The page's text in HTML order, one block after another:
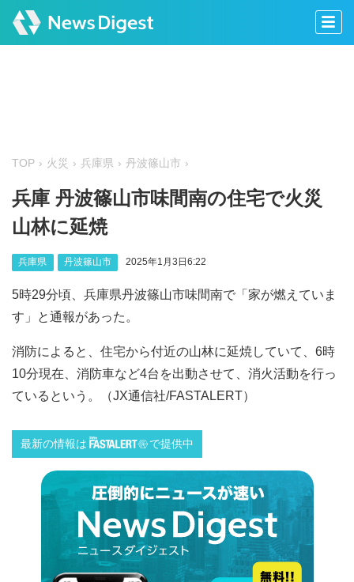
TOP 火災 兵庫県 丹波篠山市
兵庫 丹波篠山市味間南の住宅で火災
山林に延焼
兵庫県 丹波篠山市 2025年1月3日6:22
5時29分頃、兵庫県丹波篠山市味間南で「家が燃えていま
す」と通報があった。
消防によると、住宅から付近の山林に延焼していて、6時
10分現在、消防車など4台を出動させて、消火活動を行っ
ているという。（JX通信社/FASTALERT）
最新の情報は で提供中